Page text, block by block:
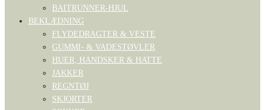
BAITRUNNER-HJUL
BEKLÆDNING
FLYDEDRAGTER & VESTE
GUMMI- & VADESTØVLER
HUER, HANDSKER & HATTE
JAKKER
REGNTØJ
SKJORTER